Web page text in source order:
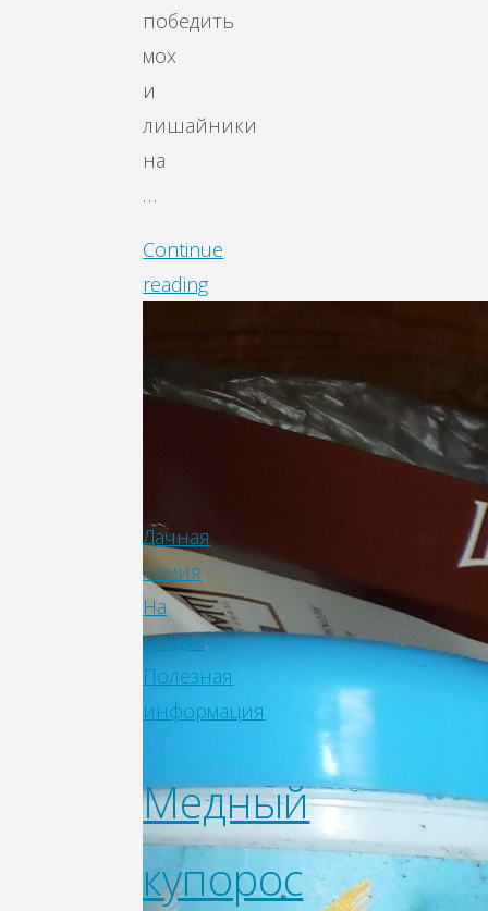
победить
мох
и
лишайники
на
…
Continue
reading
Дачная
химия,
На
грядке,
Полезная
информация
Медный
купорос